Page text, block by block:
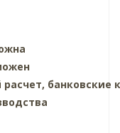
банковские